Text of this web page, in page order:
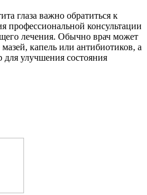
глаза важно обратиться к
профессиональной консультации
лечения. Обычно врач может
капель или антибиотиков, а
для улучшения состояния